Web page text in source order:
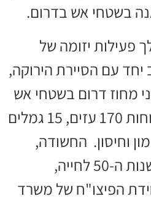
פעילות יזומה של
עם הסיירת הירוקה,
מחוז דרום בשטחי אש
ברמת נגב איתרו הכוחות 170 עזים, 15 גמלים
וחיסון. החשודה,
תושבת רמת בקע בשנות ה-50 לחייה,
הפיצו"ח של משרד